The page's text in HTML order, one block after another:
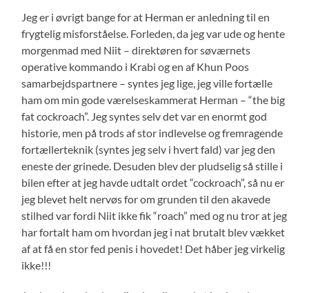
Jeg er i øvrigt bange for at Herman er anledning til en
frygtelig misforståelse. Forleden, da jeg var ude og hente
morgenmad med Niit – direktøren for søværnets
operative kommando i Krabi og en af Khun Poos
samarbejdspartnere – syntes jeg lige, jeg ville fortælle
ham om min gode værelseskammerat Herman – “the big
fat cockroach”. Jeg syntes selv det var en enormt god
historie, men på trods af stor indlevelse og fremragende
fortællerteknik (syntes jeg selv i hvert fald) var jeg den
eneste der grinede. Desuden blev der pludselig så stille i
bilen efter at jeg havde udtalt ordet “cockroach”, så nu er
jeg blevet helt nervøs for om grunden til den akavede
stilhed var fordi Niit ikke fik “roach” med og nu tror at jeg
har fortalt ham om hvordan jeg i nat brutalt blev vækket
af at få en stor fed penis i hovedet! Det håber jeg virkelig
ikke!!!